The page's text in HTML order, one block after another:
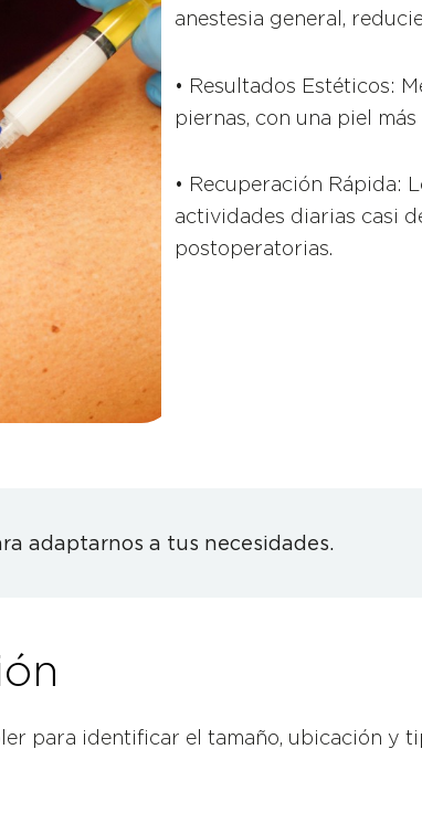
anestesia general,
• Resultados Estéticos:
piernas, con una piel
• Recuperación Rápida:
actividades diarias casi
postoperatorias.
adaptarnos a tus necesidades.
para identificar el tamaño, ubicación y